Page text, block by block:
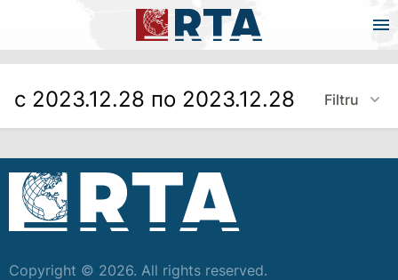
с 2023.12.28 по 2023.12.28 Filtru
Copyright © 2026. All rights reserved.